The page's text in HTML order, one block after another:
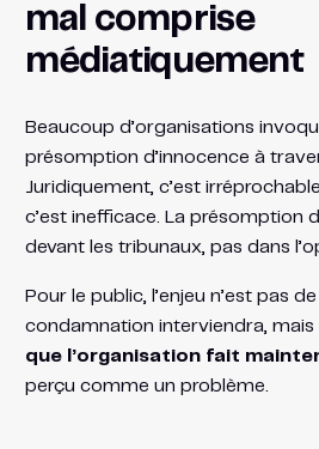
mal comprise
médiatiquement
Beaucoup d’organisations
présomption d’innocence à
Juridiquement, c’est
c’est inefficace. La présomption
devant les tribunaux, pas dans
Pour le public, l’enjeu n’est pas
condamnation interviendra,
que l’organisation fait
perçu comme un problème.